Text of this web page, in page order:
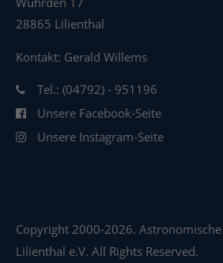
28865 Lilienthal
Kontakt: Gerald Willems
Tel.: (04792) - 951196
Unsere Facebook-Seite
Unsere Instagram-Seite
Copyright 2000-2026.
Lilienthal e.V. All Rights Reserved.